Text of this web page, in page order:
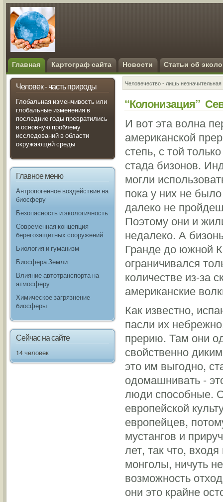
Главная Картограф сайта Новости Статьи об
Человек - часть природы
Глобальная изменчивость или
глобальные изменения в
последние годы превратились
в основную проблему
исследований в области
окружающей среды
Главное меню
Антропогенное воздействие на
биосферу
Безопасность и экологичность
Современная концепция
берегозащитных сооружений
Биология и гуманизм
Биосфера Земли
Влияние автотранспорта на
атмосферу
Химическое загрязнение
биосферы
Сейчас на сайте
14 человек
Человечество - лишь
“Колонизация”
И вот эта волна
американской
степь, с той
стада бизонов.
могли
пока у них не
далеко не
Поэтому они и
недалеко. А
Гранде до южной
ограничивался
количестве из-за
американские
Как известно,
пасли их
прерию. Там они
свойственно
это им выгодно,
одомашнивать -
люди способные.
европейской
европейцев,
мустангов и
лет, так что,
монголы, ничуть
возможность
они это крайне